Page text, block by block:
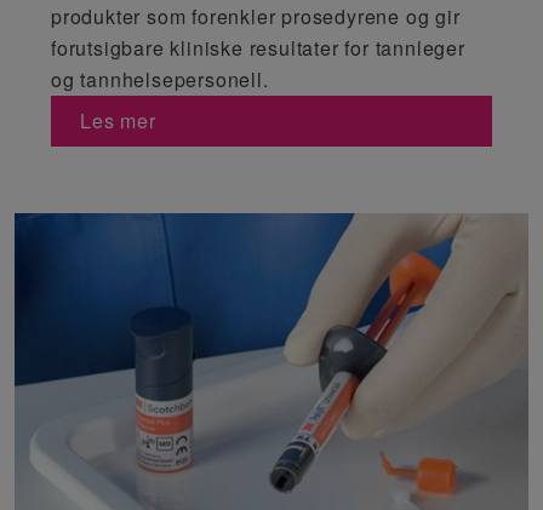
produkter som forenkler prosedyrene og gir
forutsigbare kliniske resultater for tannleger
og tannhelsepersonell.
Les mer